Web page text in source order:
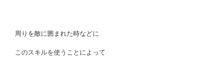
周りを敵に囲まれた時などに
このスキルを使うことによって